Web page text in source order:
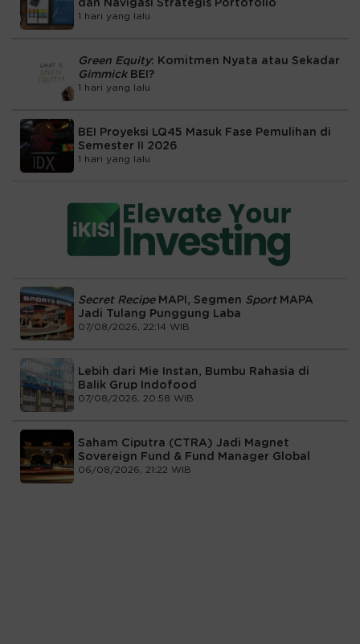
dan Navigasi Strategis Portofolio
1 hari yang lalu
Green Equity: Komitmen Nyata atau Sekadar
Gimmick BEI?
1 hari yang lalu
BEI Proyeksi LQ45 Masuk Fase Pemulihan di
Semester II 2026
1 hari yang lalu
Secret RecipeMAPI, Segmen Sport MAPA
Jadi Tulang Punggung Laba
07/08/2026, 22:14 WIB
Lebih dari Mie Instan, Bumbu Rahasia di
Balik Grup Indofood
07/08/2026, 20:58 WIB
Saham Ciputra (CTRA) Jadi Magnet
Sovereign Fund & Fund Manager Global
06/08/2026, 21:22 WIB